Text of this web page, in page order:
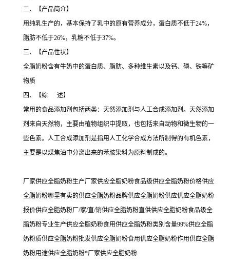
二、【产品简介】
用纯乳生产的，基本保持了乳中的原有营养成分，蛋白质不低于24%，
脂肪不低于26%，乳糖不低于37%。
三、【产品性状】
全脂奶粉含有牛奶中的蛋白质、脂肪、多种维生素以及钙、磷、铁等矿
物质
四、【综 述】
常用的食品添加剂包括两类：天然添加剂与人工合成添加剂。天然添加
剂来自天然物，主要由植物组织中提取，也包括来自动物和微生物的一
些色素。人工合成添加剂是指用人工化学合成方法所制得的有机色素，
主要是以煤焦油中分离出来的苯胺染料为原料制成的。
厂家供应全脂奶粉生产厂家供应全脂奶粉食品级供应全脂奶粉价格供应
全脂奶粉哪里有卖的供应全脂奶粉品牌供应全脂奶粉供应供应全脂奶粉
报价供应全脂奶粉厂/家/直/销供应全脂奶粉直供供应全脂奶粉食品级全
脂奶粉专业生产供应全脂奶粉食用供应全脂奶粉类别含量99%供应全脂
奶粉质供应全脂奶粉批发供应全脂奶粉食用供应全脂奶粉作用供应全脂
奶粉用途供应全脂奶粉*厂家供应全脂奶粉